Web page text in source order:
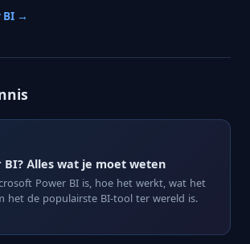
BI →
BI? Alles wat je moet weten
Power BI is, hoe het werkt, wat het
het de populairste BI-tool ter wereld is.